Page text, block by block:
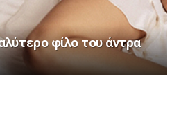
φίλο του άντρα